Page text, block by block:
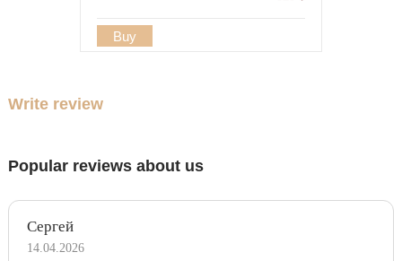
Buy
Write review
Popular reviews about us
Сергей
14.04.2026